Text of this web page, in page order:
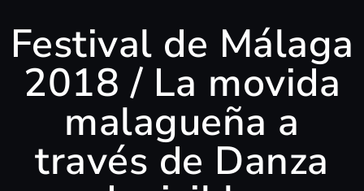
Festival de Málaga
2018 / La movida
malagueña a
través de Danza